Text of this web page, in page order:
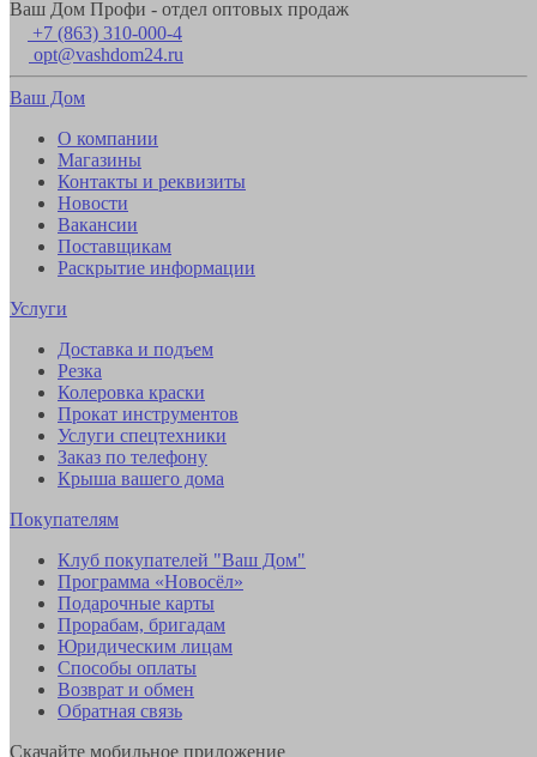
Ваш Дом Профи - отдел оптовых продаж
+7 (863) 310-000-4
opt@vashdom24.ru
Ваш Дом
О компании
Магазины
Контакты и реквизиты
Новости
Вакансии
Поставщикам
Раскрытие информации
Услуги
Доставка и подъем
Резка
Колеровка краски
Прокат инструментов
Услуги спецтехники
Заказ по телефону
Крыша вашего дома
Покупателям
Клуб покупателей "Ваш Дом"
Программа «Новосёл»
Подарочные карты
Прорабам, бригадам
Юридическим лицам
Способы оплаты
Возврат и обмен
Обратная связь
Скачайте мобильное приложение